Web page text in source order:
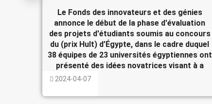
Le Fonds des innovateurs et des génies
annonce le début de la phase d'évaluation
des projets d'étudiants soumis au concours
du (prix Hult) d’Égypte, dans le cadre duquel
38 équipes de 23 universités égyptiennes ont
présenté des idées novatrices visant à a
2024-04-07